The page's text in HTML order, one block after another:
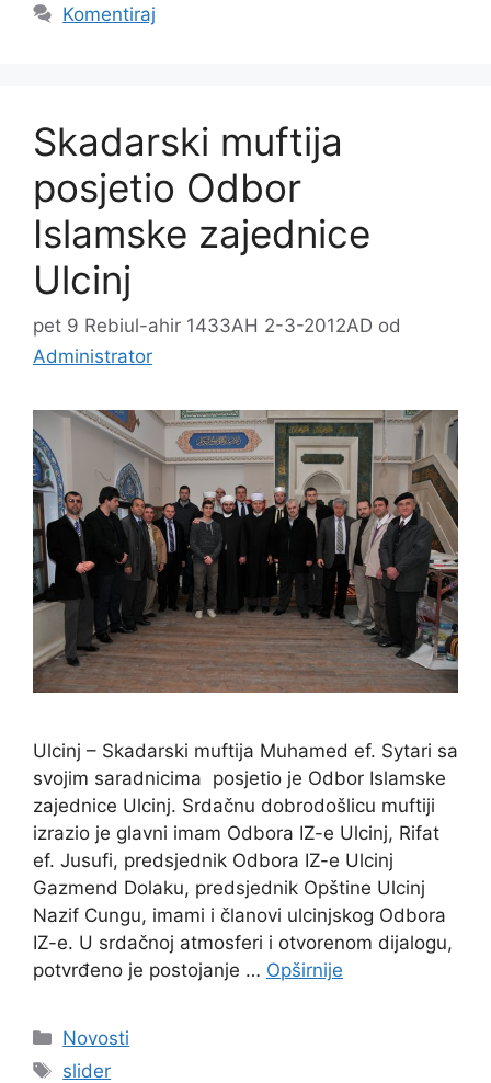
Komentiraj
Skadarski muftija
posjetio Odbor
Islamske zajednice
Ulcinj
pet 9 Rebiul-ahir 1433AH 2-3-2012AD od
Administrator
Ulcinj – Skadarski muftija Muhamed ef. Sytari sa
svojim saradnicima posjetio je Odbor Islamske
zajednice Ulcinj. Srdačnu dobrodošlicu muftiji
izrazio je glavni imam Odbora IZ-e Ulcinj, Rifat
ef. Jusufi, predsjednik Odbora IZ-e Ulcinj
Gazmend Dolaku, predsjednik Opštine Ulcinj
Nazif Cungu, imami i članovi ulcinjskog Odbora
IZ-e. U srdačnoj atmosferi i otvorenom dijalogu,
potvrđeno je postojanje … Opširnije
Kategorije
Novosti
Oznake
slider